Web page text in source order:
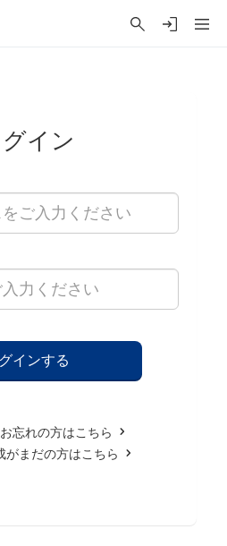
グイン
忘れの方はこちら
がまだの方はこちら